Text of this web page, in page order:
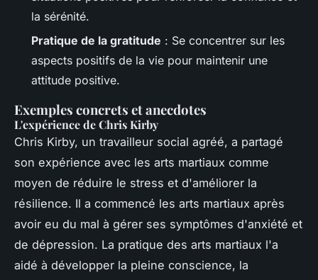
la sérénité.
Pratique de la gratitude : Se concentrer sur les
aspects positifs de la vie pour maintenir une
attitude positive.
Exemples concrets et anecdotes
L'expérience de Chris Kirby
Chris Kirby, un travailleur social agréé, a partagé
son expérience avec les arts martiaux comme
moyen de réduire le stress et d'améliorer la
résilience. Il a commencé les arts martiaux après
avoir eu du mal à gérer ses symptômes d'anxiété et
de dépression. La pratique des arts martiaux l'a
aidé à développer la pleine conscience, la